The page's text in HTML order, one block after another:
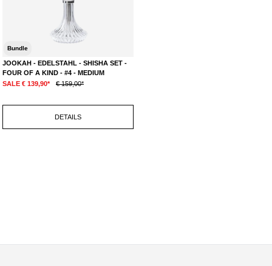
Bundle
JOOKAH - EDELSTAHL - SHISHA SET -
FOUR OF A KIND - #4 - MEDIUM
SALE € 139,90*
€ 159,00*
DETAILS